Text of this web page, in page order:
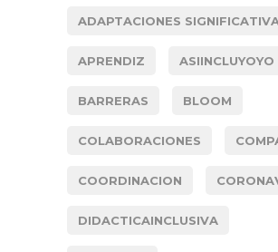
ADAPTACIONES
APRENDIZ ASIINCLUYOYO
BARRERAS BLOOM
COLABORACIONES
COORDINACION
DIDACTICAINCLUSIVA